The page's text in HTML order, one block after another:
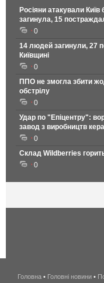
Росіяни атакували
загинула, 15
0
14 людей загинули, 27
Київщині
0
ППО не змогла збити
обстрілу
0
Удар по "Епіцентру":
завод з виробництв
0
Склад Wildberries
0
Головна • Головні новини •